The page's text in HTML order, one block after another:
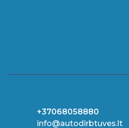
+37068058880
info@autodirbtuves.lt